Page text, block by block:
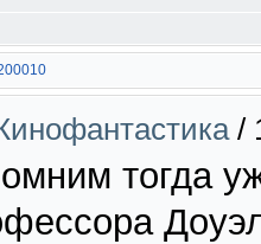
/
тогда